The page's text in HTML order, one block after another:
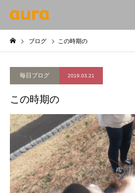
ブログ この時期の
毎日ブログ 2019.03.21
この時期の